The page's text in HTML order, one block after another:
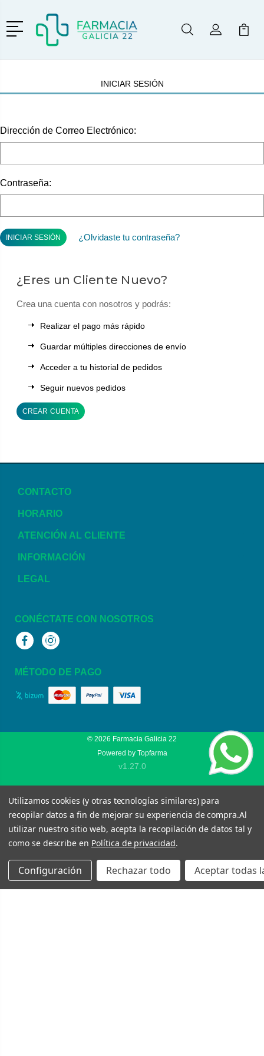
Menú
BuscarMi Cuenta
Mi
INICIAR SESIÓN
Dirección de Correo Electrónico:
Contraseña:
¿Olvidaste tu contraseña?
¿Eres un Cliente Nuevo?
Crea una cuenta con nosotros y podrás:
Realizar el pago más rápido
Guardar múltiples direcciones de envío
Acceder a tu historial de pedidos
Seguir nuevos pedidos
CREAR CUENTA
CONTACTO
HORARIO
ATENCIÓN AL CLIENTE
INFORMACIÓN
LEGAL
CONÉCTATE CON NOSOTROS
FacebookInstagram
MÉTODO DE PAGO
© 2026 Farmacia Galicia 22
Powered by Topfarma
v1.27.0
Utilizamos cookies (y otras tecnologías similares) para
recopilar datos a fin de mejorar su experiencia de compra.Al
utilizar nuestro sitio web, acepta la recopilación de datos tal y
como se describe en Política de privacidad.
Configuración Rechazar todo Aceptar todas